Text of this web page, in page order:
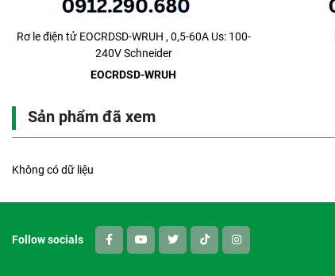
Rơ le điện tử EOCRDSD-WRUH , 0,5-60A Us: 100-
240V Schneider
EOCRDSD-WRUH
Sản phẩm đã xem
Không có dữ liệu
Follow socials